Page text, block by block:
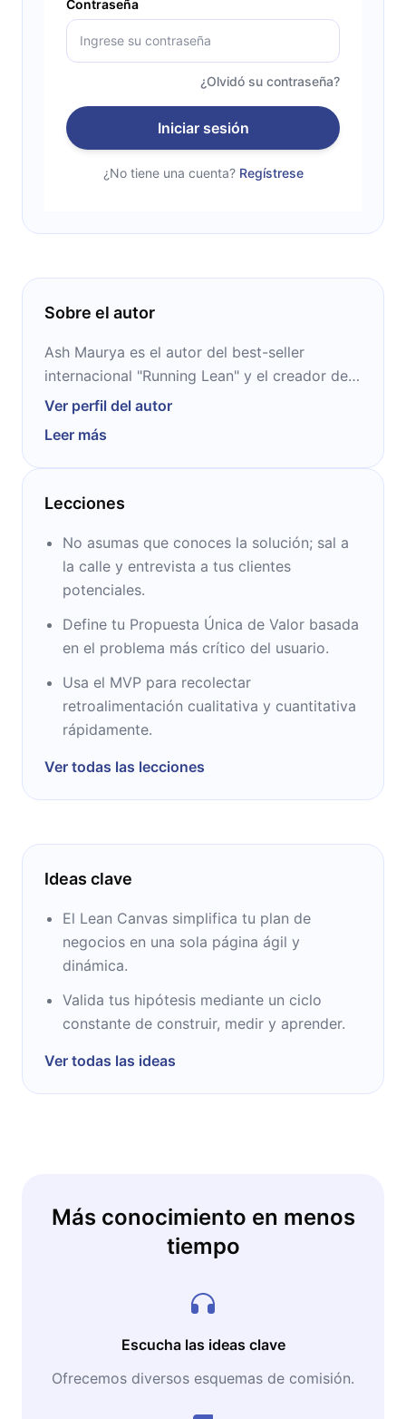
Contraseña
¿Olvidó su contraseña?
Iniciar sesión
¿No tiene una cuenta? Regístrese
Sobre el autor
Ash Maurya es el autor del best-seller
internacional "Running Lean" y el creador de
la herramienta de modelado de negocios de
Ash es alabado por ofrecer algunos de los
mejores y más prácticos consejos para
mundo. Impulsado por la búsqueda de formas
mejores y más rápidas para la construcción
de productos exitosos, Ash desarrolló una
metodología sistemática para aumentar las
posibilidades de éxito construido con las
técnicas Lean Startup, Customer
Development y Bootstrapping.
Ash también es un blogger de negocios líder
la revista Inc., Forbes y Fortune. Él
regularmente habla en talleres llenos en todo
aceleradores, incluyendo TechStars, MaRS,
Capital Factory y oradores invitados en
y UT Austin. Ash actúa en el consejo
consultivo de una serie de startups y ha
consultado a empresas nuevas y
Ver perfil del autor
Leer más
Lecciones
No asumas que conoces la solución; sal a
la calle y entrevista a tus clientes
potenciales.
Define tu Propuesta Única de Valor basada
en el problema más crítico del usuario.
Usa el MVP para recolectar
retroalimentación cualitativa y cuantitativa
rápidamente.
Ver todas las lecciones
Ideas clave
El Lean Canvas simplifica tu plan de
negocios en una sola página ágil y
dinámica.
Valida tus hipótesis mediante un ciclo
constante de construir, medir y aprender.
Ver todas las ideas
Más conocimiento en menos
tiempo
Escucha las ideas clave
Ofrecemos diversos esquemas de comisión.